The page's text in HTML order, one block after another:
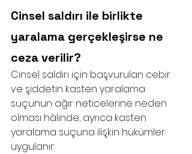
Cinsel saldırı ile birlikte
yaralama gerçekleşirse ne
ceza verilir?
Cinsel saldırı için başvurulan cebir
ve şiddetin kasten yaralama
suçunun ağır neticelerine neden
olması hâlinde, ayrıca kasten
yaralama suçuna ilişkin hükümler
uygulanır.